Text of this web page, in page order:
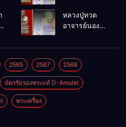
พ.ศ.2512
หลวงปู่ทวด
อาจารย์นอง
พ.ศ.2541
2565 2567 2568
บัตรรับรองพระแท้ D-Amulet
พระเครื่อง